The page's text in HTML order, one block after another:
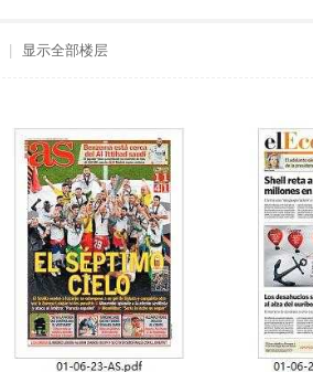
显示全部楼层